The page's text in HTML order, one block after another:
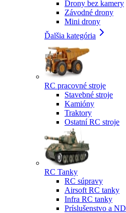
Drony bez kamery
Závodné drony
Mini drony
Ďalšia kategória
RC pracovné stroje
Stavebné stroje
Kamióny
Traktory
Ostatní RC stroje
RC Tanky
RC súpravy
Airsoft RC tanky
Infra RC tanky
Príslušenstvo a ND